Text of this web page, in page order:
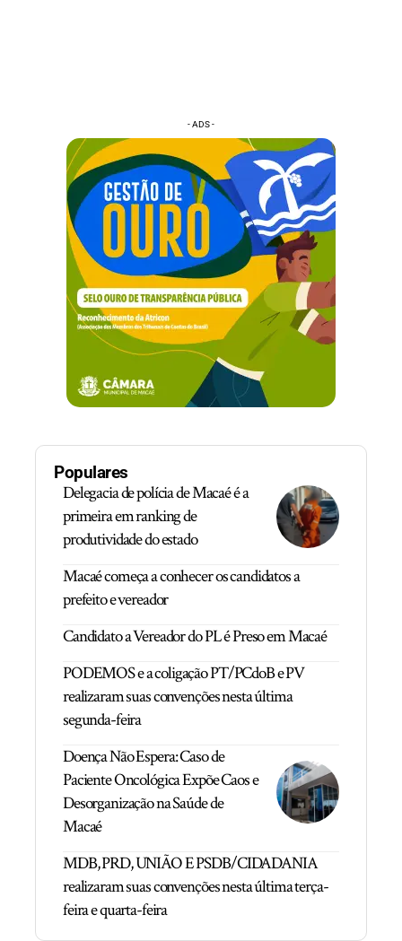
- ADS -
Populares
Delegacia de polícia de Macaé é a
primeira em ranking de
produtividade do estado
Macaé começa a conhecer os candidatos a
prefeito e vereador
Candidato a Vereador do PL é Preso em Macaé
PODEMOS e a coligação PT/PCdoB e PV
realizaram suas convenções nesta última
segunda-feira
Doença Não Espera: Caso de
Paciente Oncológica Expõe Caos e
Desorganização na Saúde de
Macaé
MDB, PRD, UNIÃO E PSDB/CIDADANIA
realizaram suas convenções nesta última terça-
feira e quarta-feira